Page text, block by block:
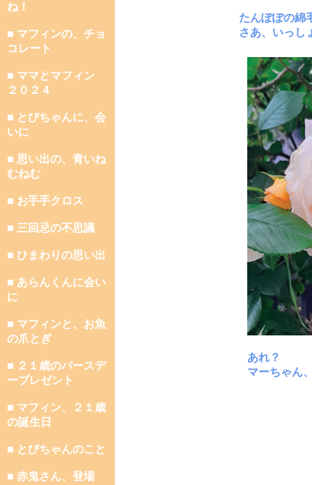
ね！
■ マフィンの、チョ
コレート
■ ママとマフィン
２０２４
■ とびちゃんに、会
いに
■ 思い出の、青いね
むねむ
■ お手手クロス
■ 三回忌の不思議
■ ひまわりの思い出
■ あらんくんに会い
に
■ マフィンと、お魚
の爪とぎ
■ ２１歳のバースデ
ープレゼント
■ マフィン、２１歳
の誕生日
■ とびちゃんのこと
■ 赤鬼さん、登場
たんぽぽの綿
さあ、いっし
あれ？
マーちゃん